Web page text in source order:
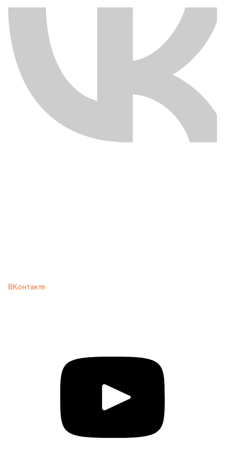
ВКонтакте